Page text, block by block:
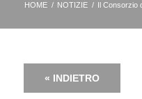
HOME / NOTIZIE / Il Consorzio
« INDIETRO